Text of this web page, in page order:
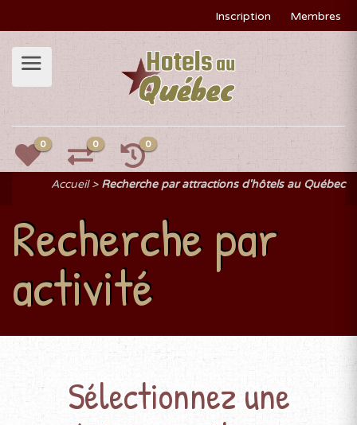
Inscription Membres
0 0 0
Accueil Recherche par attractions d'hôtels au Québec
Recherche par
activité
Sélectionnez une